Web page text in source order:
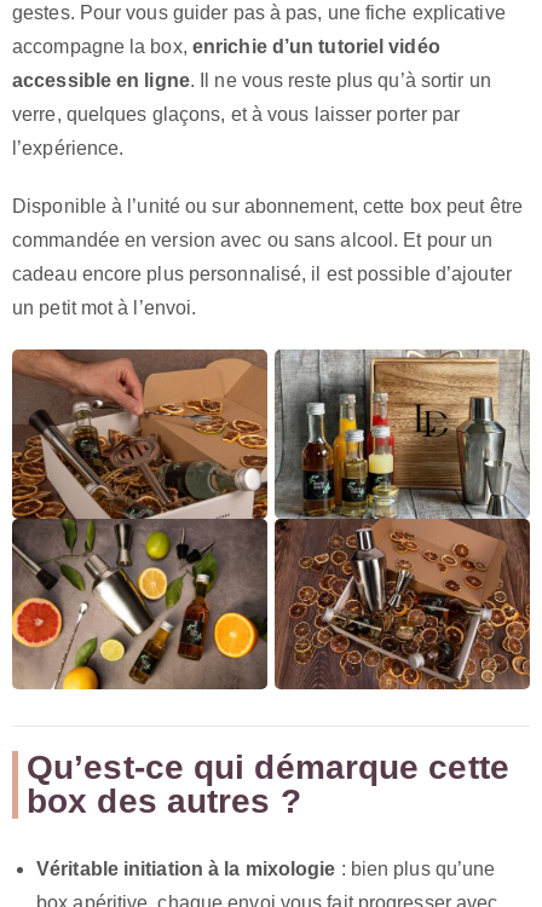
gestes. Pour vous guider pas à pas, une fiche explicative
accompagne la box, enrichie d’un tutoriel vidéo
accessible en ligne. Il ne vous reste plus qu’à sortir un
verre, quelques glaçons, et à vous laisser porter par
l’expérience.
Disponible à l’unité ou sur abonnement, cette box peut être
commandée en version avec ou sans alcool. Et pour un
cadeau encore plus personnalisé, il est possible d’ajouter
un petit mot à l’envoi.
Qu’est-ce qui démarque cette
box des autres ?
Véritable initiation à la mixologie : bien plus qu’une
box apéritive, chaque envoi vous fait progresser avec